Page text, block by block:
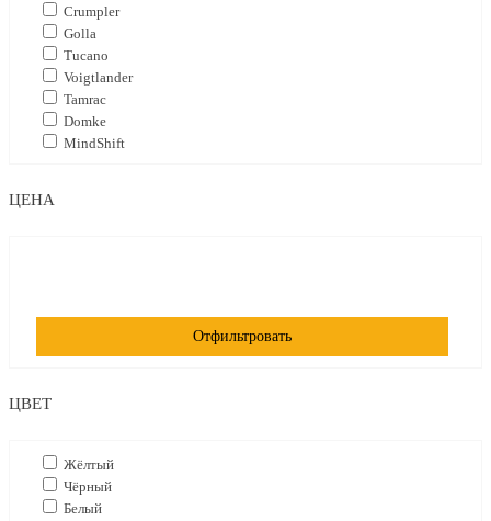
Crumpler
Golla
Tucano
Voigtlander
Tamrac
Domke
MindShift
ЦЕНА
Отфильтровать
ЦВЕТ
Жёлтый
Чёрный
Белый